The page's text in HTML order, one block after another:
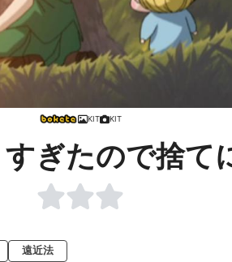
KIT KIT
ぎたので捨て
遠近法